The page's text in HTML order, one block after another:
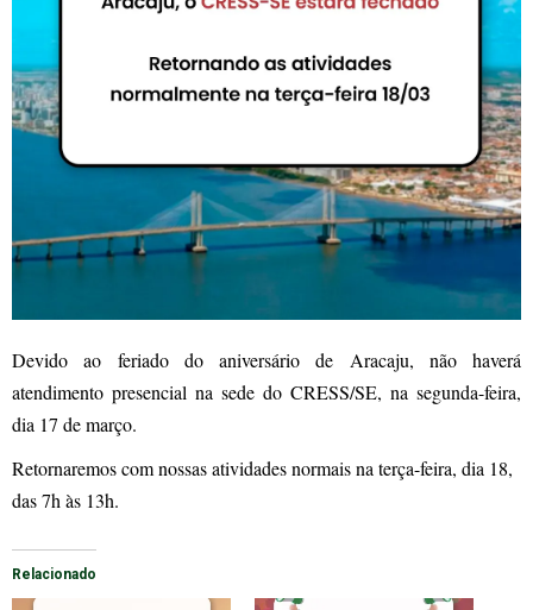
Devido ao feriado do aniversário de Aracaju, não haverá
atendimento presencial na sede do CRESS/SE, na segunda-feira,
dia 17 de março.
Retornaremos com nossas atividades normais na terça-feira, dia 18,
das 7h às 13h.
Relacionado